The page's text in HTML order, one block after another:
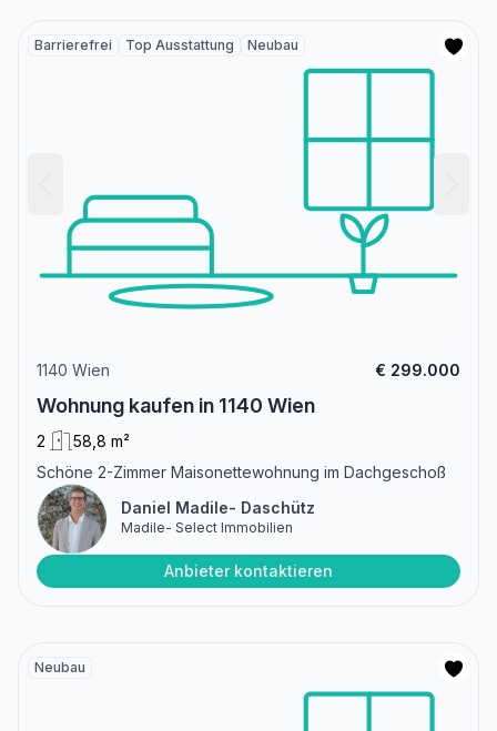
Barrierefrei Top Ausstattung Neubau
1140 Wien € 299.000
Wohnung kaufen in 1140 Wien
2
58,8 m²
Schöne 2-Zimmer Maisonettewohnung im Dachgeschoß
Daniel Madile- Daschütz
Madile- Select Immobilien
Anbieter kontaktieren
Neubau